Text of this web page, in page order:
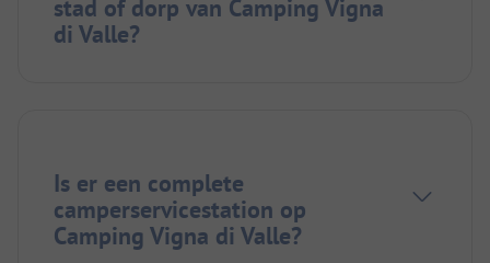
stad of dorp van Camping Vigna
di Valle?
Is er een complete
camperservicestation op
Camping Vigna di Valle?